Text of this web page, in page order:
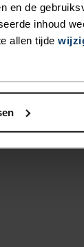
en de
inhoud
allen tijde